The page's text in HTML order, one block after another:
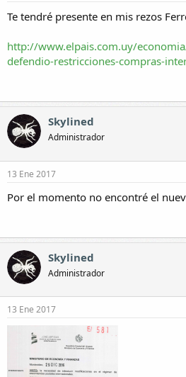
Te tendré presente en mis rezos
http://www.elpais.com.uy/
defendio-restricciones-compras-
Skylined
Administrador
13 Ene 2017
Por el momento no encontré el
Skylined
Administrador
13 Ene 2017